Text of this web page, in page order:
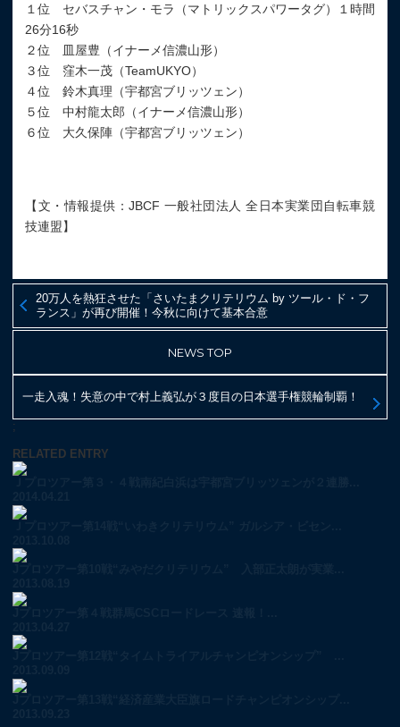
１位 セバスチャン・モラ（マトリックスパワータグ）１時間
26分16秒
２位 皿屋豊（イナーメ信濃山形）
３位 窪木一茂（TeamUKYO）
４位 鈴木真理（宇都宮ブリッツェン）
５位 中村龍太郎（イナーメ信濃山形）
６位 大久保陣（宇都宮ブリッツェン）
【文・情報提供：JBCF 一般社団法人 全日本実業団自転車競
技連盟】
20万人を熱狂させた「さいたまクリテリウム by ツール・ド・フ
ランス」が再び開催！今秋に向けて基本合意
NEWS TOP
一走入魂！失意の中で村上義弘が３度目の日本選手権競輪制覇！
;
RELATED ENTRY